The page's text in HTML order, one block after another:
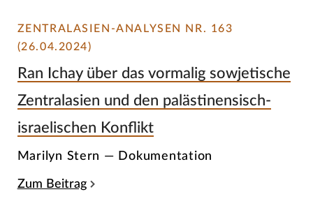
ZENTRALASIEN-ANALYSEN NR. 163
(26.04.2024)
Ran Ichay über das vormalig sowjetische
Zentralasien und den palästinensisch-
israelischen Konflikt
Marilyn Stern — Dokumentation
Zum Beitrag